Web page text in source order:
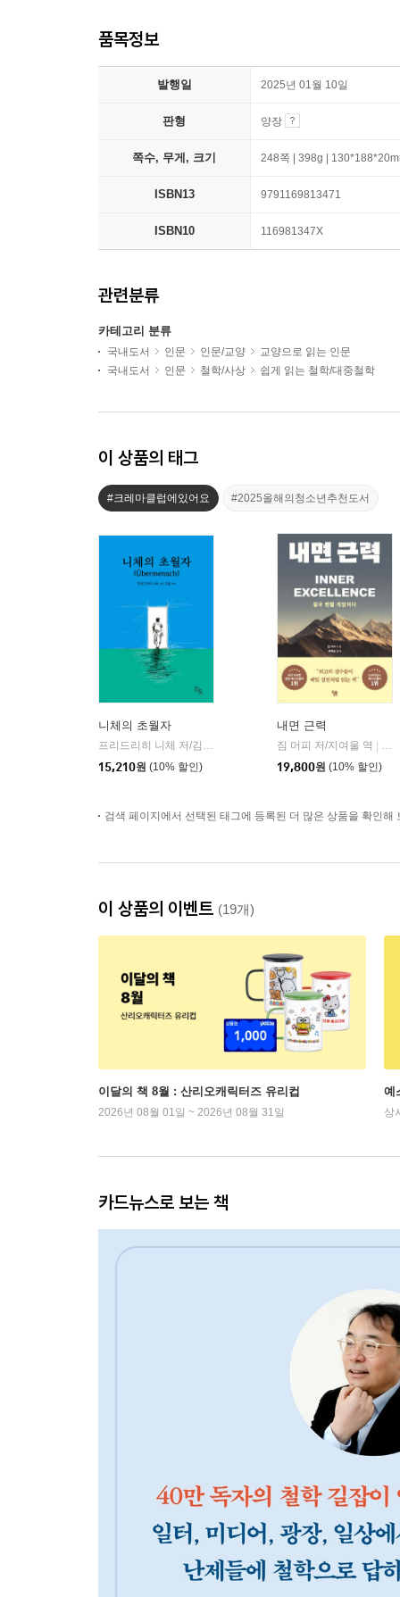
품목정보
발행일 2025년 01월 10일
판형 양장
쪽수, 무게, 크기 248쪽 | 398g |
ISBN13 9791169813471
ISBN10 116981347X
관련분류
카테고리 분류
국내도서 인문 인문/교양
교양으로 읽는 인문
국내도서
인문 철학/사상 쉽게 읽는 철학/대중철학
이 상품의 태그
#크레마클럽에있어요 #2025올해의청소년추천도서
니체의 초월자
프리드리히 니체 저/김철 편역
15,210원 (10% 할인)
내면 근력
짐 머피 저/지여울 역
윌
19,800원 (10% 할인)
검색 페이지에서 선택된 태그에 등록된 더 많은 상품을 확인해
이 상품의 이벤트 (19개)
이달의 책 8월 : 산리오캐릭터즈 유리컵
2026년 08월 01일 ~ 2026년 08월 31일
예
상
카드뉴스로 보는 책